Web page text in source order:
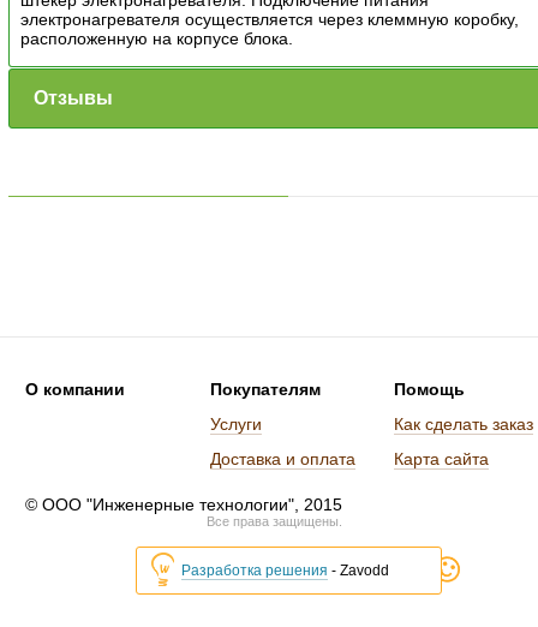
электронагревателя осуществляется через клеммную коробку,
расположенную на корпусе блока.
Отзывы
О компании
Покупателям
Услуги
Доставка и оплата
Помощь
Как сделать заказ
Карта сайта
© ООО "Инженерные технологии", 2015
Все права защищены.
Разработка решения - Zavodd